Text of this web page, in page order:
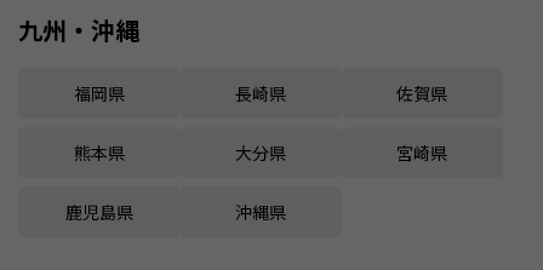
九州・沖縄
福岡県 長崎県 佐賀県
熊本県 大分県 宮崎県
鹿児島県 沖縄県